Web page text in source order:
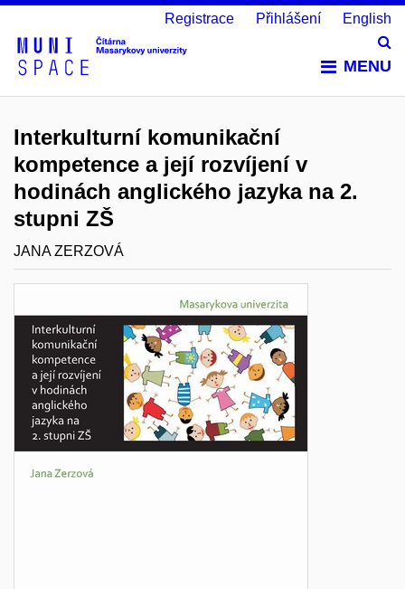
MENU
Registrace Přihlášení English
Interkulturní komunikační
kompetence a její rozvíjení v
hodinách anglického jazyka na 2.
stupni ZŠ
JANA ZERZOVÁ